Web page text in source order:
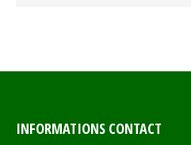
INFORMATIONS CONTACT